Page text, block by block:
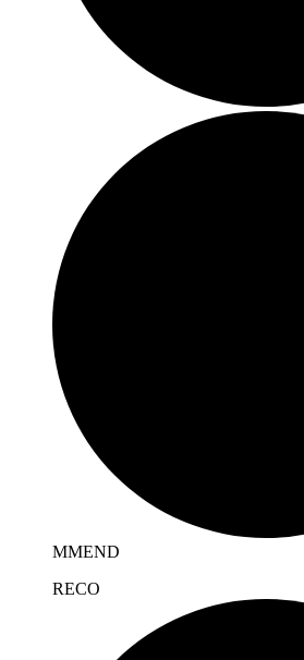
MMEND
RECO